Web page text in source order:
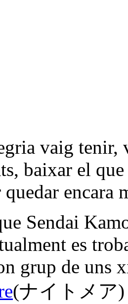
vaig tenir,
baixar el
encara
Sendai
es
grup de uns
(ナイトメア)